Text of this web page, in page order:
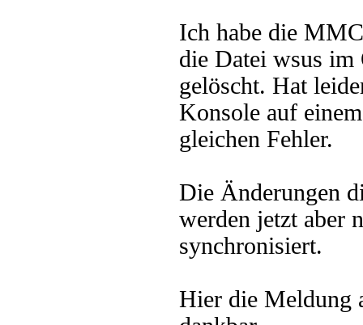
Ich habe die
die Datei wsus
gelöscht. Hat
Konsole auf
gleichen Fehler.
Die Änderungen
werden jetzt aber
synchronisiert.
Hier die Meldung